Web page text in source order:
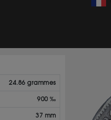
24.86 grammes
900 ‰
37 mm